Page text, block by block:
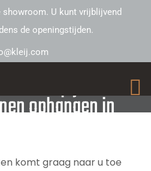
showroom. U kunt vrijblijvend
de openingstijden.
en Tapijten –
ophangen in
komt graag naar u toe